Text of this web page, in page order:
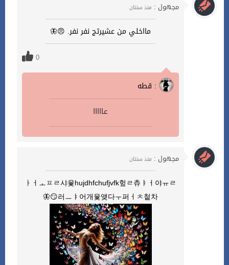
مجهول : منذ سنتان
مااخلي من عشيرتج نفر نفر. 😠🦋
0
قطه :
عااااا
مجهول : منذ سنتان
ㅏㅓㅗㅍㄹ샤윷hujdhfchufjvfk헢ㄹ츄ㅑㅓ야ㅠㄹ
러ㅡㅑ어개윷앶다ㅜ퍼ㅓㅊ첱차😏🦋